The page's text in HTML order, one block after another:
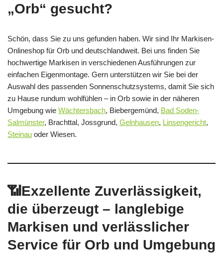
„Orb“ gesucht?
Schön, dass Sie zu uns gefunden haben. Wir sind Ihr Markisen-
Onlineshop für Orb und deutschlandweit. Bei uns finden Sie
hochwertige Markisen in verschiedenen Ausführungen zur
einfachen Eigenmontage. Gern unterstützen wir Sie bei der
Auswahl des passenden Sonnenschutzsystems, damit Sie sich
zu Hause rundum wohlfühlen – in Orb sowie in der näheren
Umgebung wie Wächtersbach, Biebergemünd, Bad Soden-
Salmünster, Brachttal, Jossgrund, Gelnhausen, Linsengericht,
Steinau oder Wiesen.
📶Exzellente Zuverlässigkeit,
die überzeugt – langlebige
Markisen und verlässlicher
Service für Orb und Umgebung